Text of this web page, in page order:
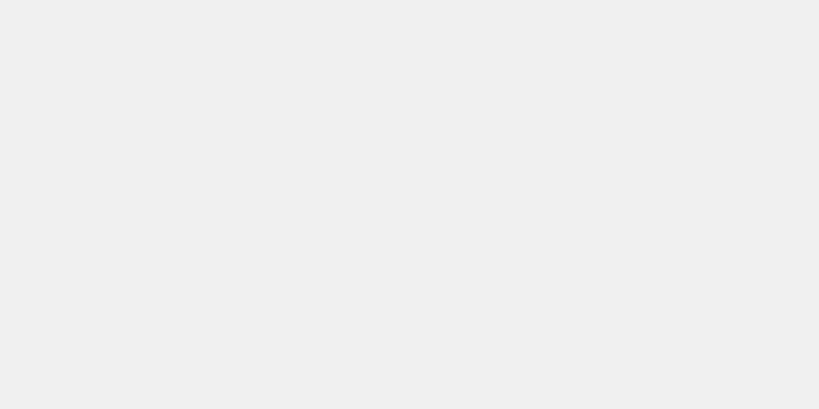
und spielen eigene, moderne und tanzbare Songs in den Stilrichtungen Rhythm’n’Blues, Blues-Rock, Swing, Reggea, Funk und Bossa